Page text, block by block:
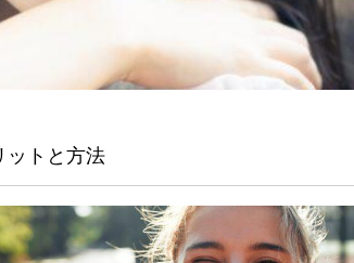
ットと方法